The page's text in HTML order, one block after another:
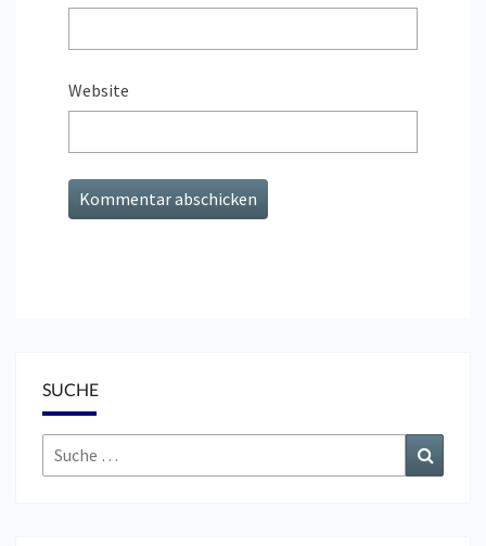
Website
SUCHE
Suche
nach: